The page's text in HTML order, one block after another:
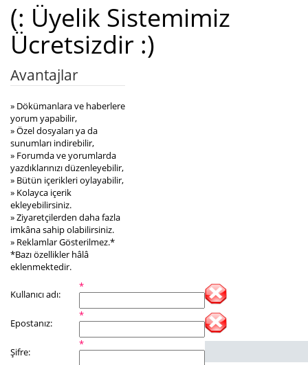
(: Üyelik Sistemimiz
Ücretsizdir :)
Avantajlar
» Dökümanlara ve haberlere
yorum yapabilir,
» Özel dosyaları ya da
sunumları indirebilir,
» Forumda ve yorumlarda
yazdıklarınızı düzenleyebilir,
» Bütün içerikleri oylayabilir,
» Kolayca içerik
ekleyebilirsiniz.
» Ziyaretçilerden daha fazla
imkâna sahip olabilirsiniz.
» Reklamlar Gösterilmez.*
*Bazı özellikler hâlâ
eklenmektedir.
Kullanıcı adı:
*
Epostanız:
*
Şifre:
*